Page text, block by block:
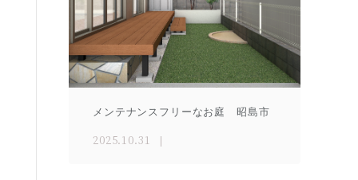
メンテナンスフリーなお庭 昭島市
2025.10.31